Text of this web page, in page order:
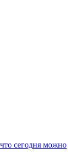
сегодня можно